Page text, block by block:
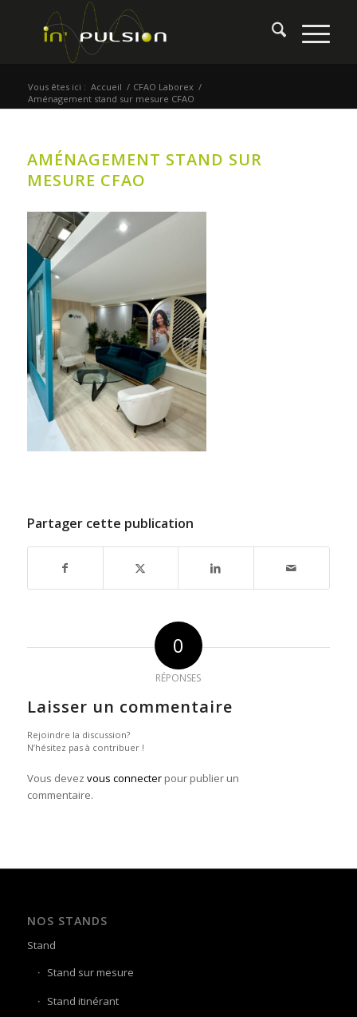
Vous êtes ici : Accueil / CFAO Laborex /
Aménagement stand sur mesure CFAO
AMÉNAGEMENT STAND SUR
MESURE CFAO
Partager cette publication
0
RÉPONSES
Laisser un commentaire
Rejoindre la discussion?
N’hésitez pas à contribuer !
Vous devez vous connecterpour publier un
commentaire.
NOS STANDS
Stand
Stand sur mesure
Stand itinérant